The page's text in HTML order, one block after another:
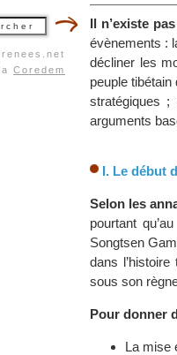
Coredem
Il n’existe
évènements :
décliner les
peuple
stratégiques ;
arguments
I. Le début
Selon les
pourtant
Songtsen
dans
sous son
Pour donner
La mise